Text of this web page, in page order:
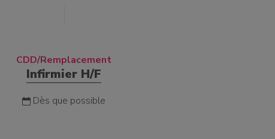
CDD/Remplacement
Infirmier H/F
Dès que possible